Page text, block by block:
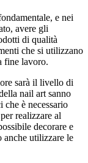
e nei
avere gli
di qualità
che si utilizzano
fine lavoro.
sarà il livello di
nail art sanno
è necessario
realizzare al
decorare e
anche utilizzare le